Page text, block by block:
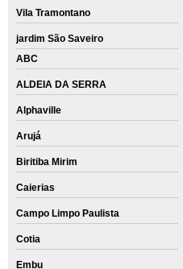
Vila Tramontano
jardim São Saveiro
ABC
ALDEIA DA SERRA
Alphaville
Arujá
Biritiba Mirim
Caierias
Campo Limpo Paulista
Cotia
Embu